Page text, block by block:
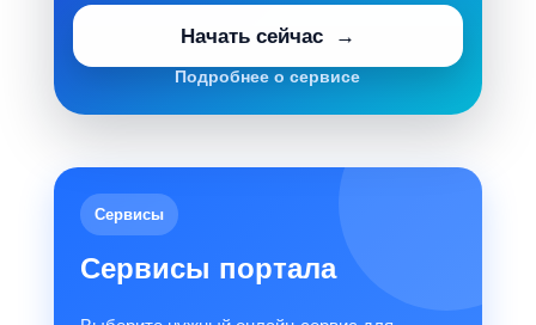
Начать сейчас
Подробнее о сервисе
Сервисы
Сервисы портала